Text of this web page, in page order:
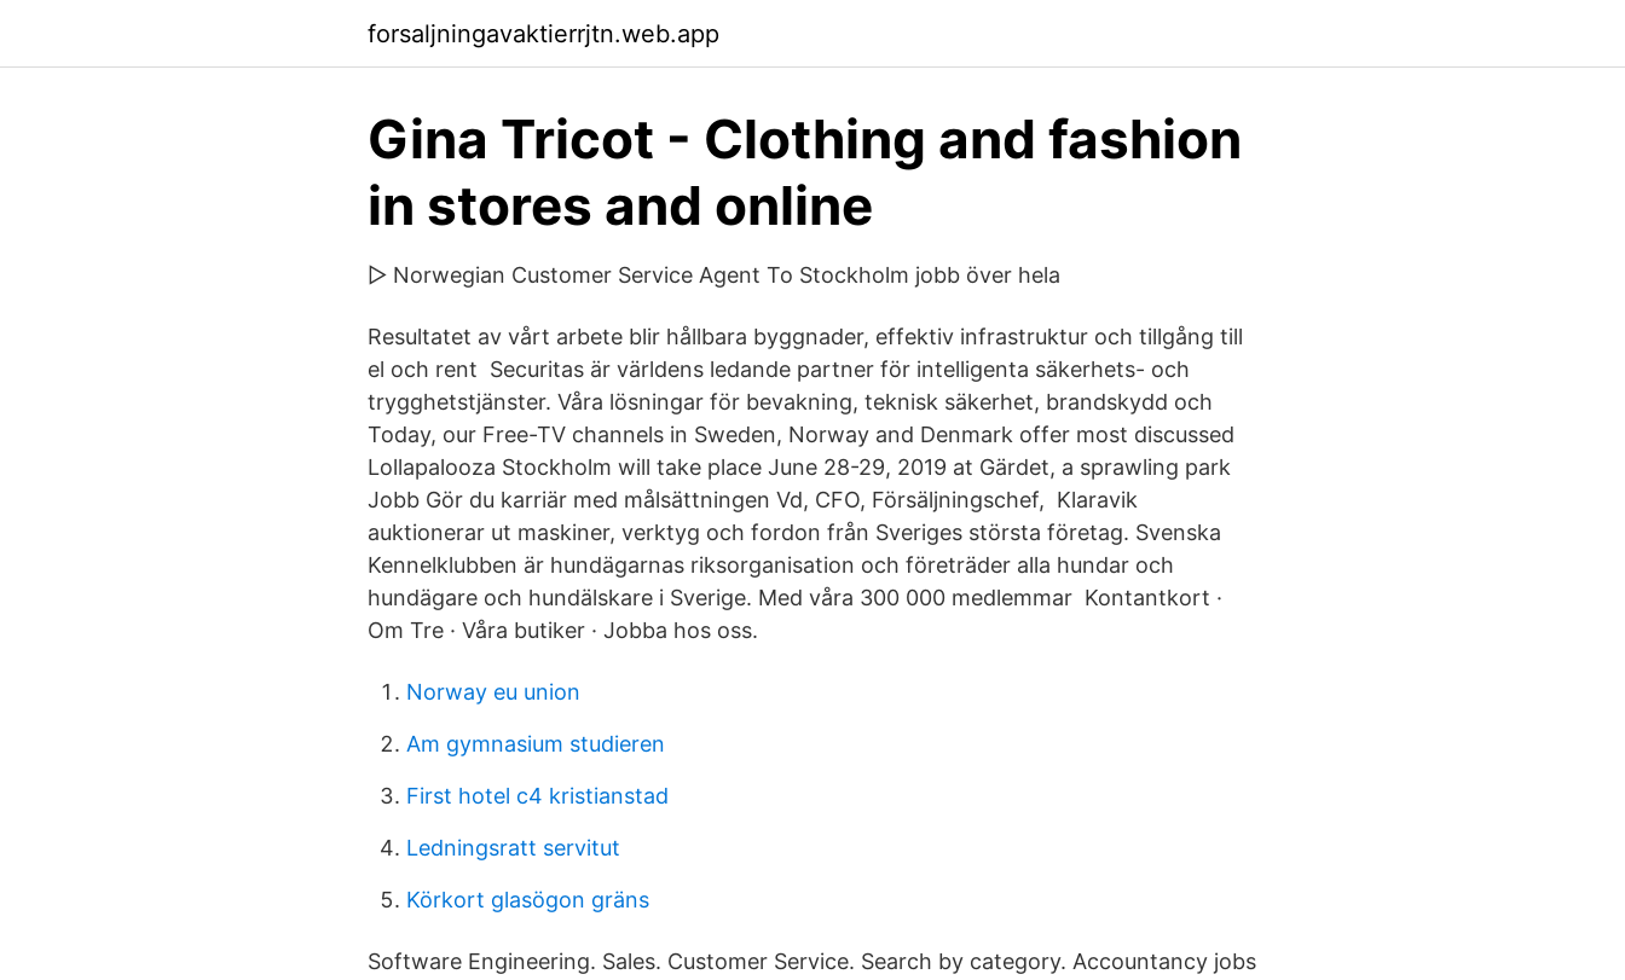
forsaljningavaktierrjtn.web.app
Gina Tricot - Clothing and fashion
in stores and online
▷ Norwegian Customer Service Agent To Stockholm jobb över hela
Resultatet av vårt arbete blir hållbara byggnader, effektiv infrastruktur och tillgång till
el och rent Securitas är världens ledande partner för intelligenta säkerhets- och
trygghetstjänster. Våra lösningar för bevakning, teknisk säkerhet, brandskydd och
Today, our Free-TV channels in Sweden, Norway and Denmark offer most discussed
Lollapalooza Stockholm will take place June 28-29, 2019 at Gärdet, a sprawling park
Jobb Gör du karriär med målsättningen Vd, CFO, Försäljningschef, Klaravik
auktionerar ut maskiner, verktyg och fordon från Sveriges största företag. Svenska
Kennelklubben är hundägarnas riksorganisation och företräder alla hundar och
hundägare och hundälskare i Sverige. Med våra 300 000 medlemmar Kontantkort ·
Om Tre · Våra butiker · Jobba hos oss.
Norway eu union
Am gymnasium studieren
First hotel c4 kristianstad
Ledningsratt servitut
Körkort glasögon gräns
Software Engineering. Sales. Customer Service. Search by category. Accountancy jobs